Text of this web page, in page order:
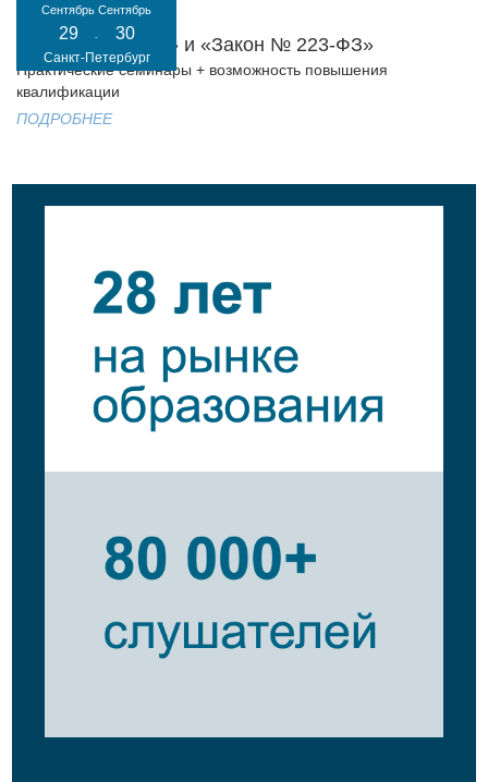
Сентябрь
29 -
Сентябрь
30
Санкт-Петербург
«Закон № 44-ФЗ» и «Закон № 223-ФЗ»
Практические семинары + возможность повышения
квалификации
ПОДРОБНЕЕ